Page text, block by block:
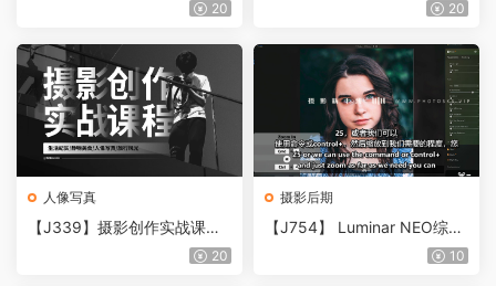
20
Bagshaw – TK9 Button by B
utton Guide
20
人像写真
【J339】摄影创作实战课：
人像风光旅行静物生活纪实20
摄影后期
【J754】 Luminar NEO综合
完整修图大师班教程-中英字10